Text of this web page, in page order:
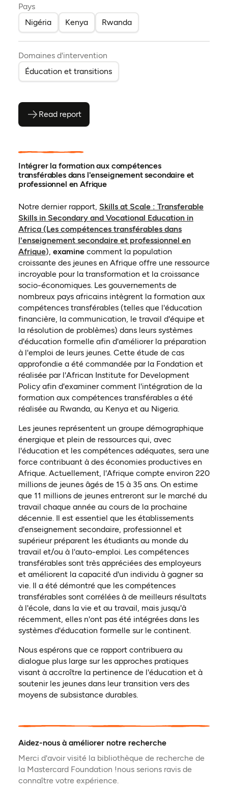
Pays
Nigéria
Kenya Rwanda
Domaines d'intervention
Éducation et transitions
Read report(ouvre en PDF)
(ouvre dans un nouvel onglet)
Intégrer la formation aux compétences
transférables dans l'enseignement secondaire et
professionnel en Afrique
Notre dernier rapport, Skills at Scale : Transferable
Skills in Secondary and Vocational Education in
Africa (Les compétences transférables dans
l'enseignement secondaire et professionnel en
Afrique(ouvre dans un nouvel onglet)
), examine comment la population
croissante des jeunes en Afrique offre une ressource
incroyable pour la transformation et la croissance
socio-économiques. Les gouvernements de
nombreux pays africains intègrent la formation aux
compétences transférables (telles que l'éducation
financière, la communication, le travail d'équipe et
la résolution de problèmes) dans leurs systèmes
d'éducation formelle afin d'améliorer la préparation
à l'emploi de leurs jeunes. Cette étude de cas
approfondie a été commandée par la Fondation et
réalisée par l'African Institute for Development
Policy afin d'examiner comment l'intégration de la
formation aux compétences transférables a été
réalisée au Rwanda, au Kenya et au Nigeria.
Les jeunes représentent un groupe démographique
énergique et plein de ressources qui, avec
l'éducation et les compétences adéquates, sera une
force contribuant à des économies productives en
Afrique. Actuellement, l'Afrique compte environ 220
millions de jeunes âgés de 15 à 35 ans. On estime
que 11 millions de jeunes entreront sur le marché du
travail chaque année au cours de la prochaine
décennie. Il est essentiel que les établissements
d'enseignement secondaire, professionnel et
supérieur préparent les étudiants au monde du
travail et/ou à l'auto-emploi. Les compétences
transférables sont très appréciées des employeurs
et améliorent la capacité d'un individu à gagner sa
vie. Il a été démontré que les compétences
transférables sont corrélées à de meilleurs résultats
à l'école, dans la vie et au travail, mais jusqu'à
récemment, elles n'ont pas été intégrées dans les
systèmes d'éducation formelle sur le continent.
Nous espérons que ce rapport contribuera au
dialogue plus large sur les approches pratiques
visant à accroître la pertinence de l'éducation et à
soutenir les jeunes dans leur transition vers des
moyens de subsistance durables.
Aidez-nous à améliorer notre recherche
Merci d'avoir visité la bibliothèque de recherche de
la Mastercard Foundation !nous serions ravis de
connaître votre expérience.